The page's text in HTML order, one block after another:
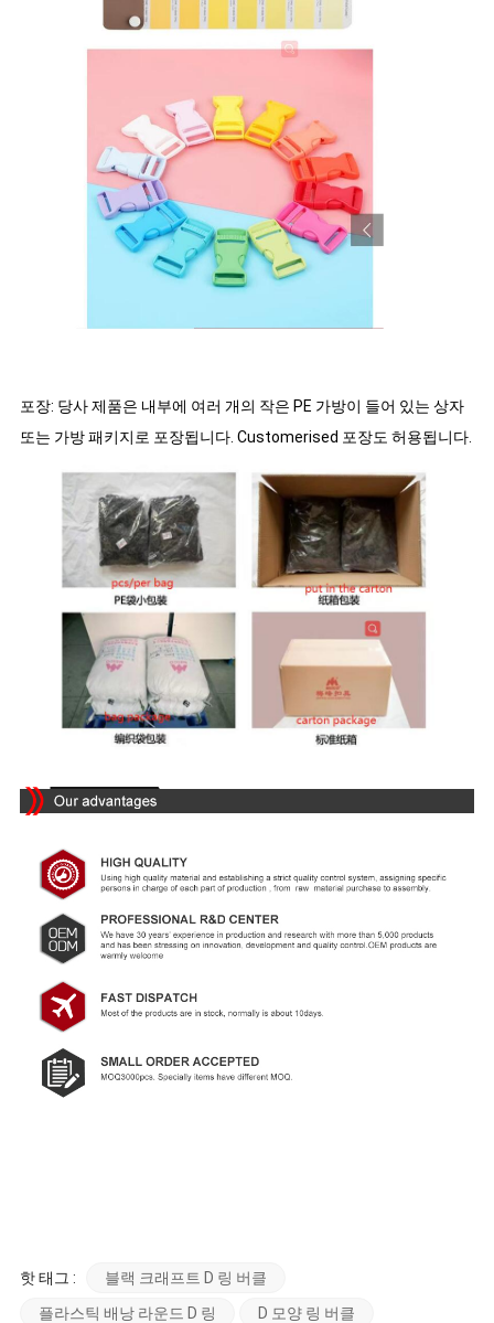
포장: 당사 제품은 내부에 여러 개의 작은 PE 가방이 들어 있는 상자
또는 가방 패키지로 포장됩니다. Customerised 포장도 허용됩니다.
핫 태그 :
블랙 크래프트 D 링 버클
플라스틱 배낭 라운드 D 링
D 모양 링 버클